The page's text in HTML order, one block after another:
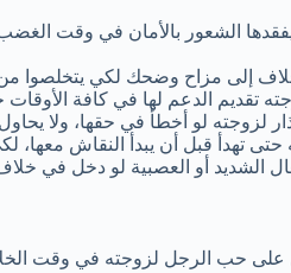
الشعور بالأمان في وقت
إلى مزاح وضحك لكي يتخلصوا من
تقديم الدعم لها في كافة
لزوجته لو أخطأ في حقها، ولا
تهدأ قبل أن يبدأ النقاش معها،
الشديد أو العصبية لو دخل في
على حب الرجل لزوجته في وقت